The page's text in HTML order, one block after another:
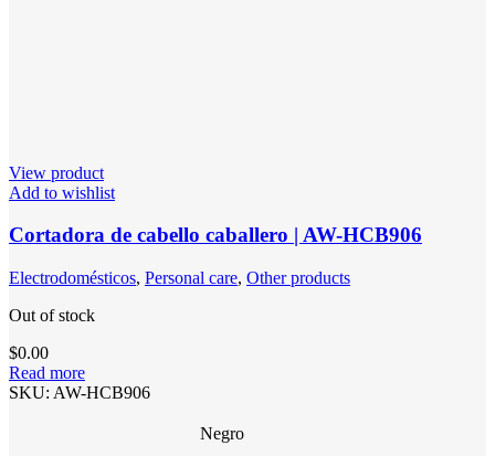
View product
Add to wishlist
Cortadora de cabello caballero | AW-HCB906
Electrodomésticos, Personal care, Other products
Out of stock
$0.00
Read more
SKU: AW-HCB906
Negro